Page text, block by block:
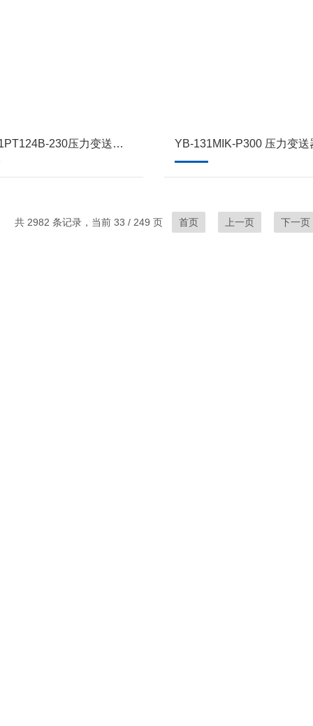
YB-131PT124B-230压力变送器高精度硅液压传感器
共 2982 条记录，当前 33 / 249 页 首页 上一页 下一页